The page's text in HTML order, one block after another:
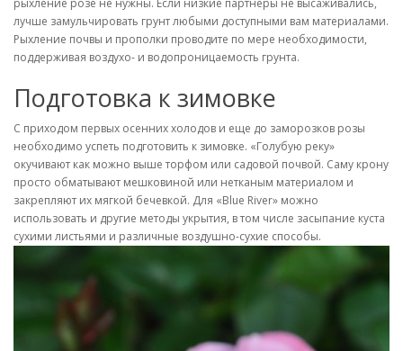
рыхление розе не нужны. Если низкие партнеры не высаживались,
лучше замульчировать грунт любыми доступными вам материалами.
Рыхление почвы и прополки проводите по мере необходимости,
поддерживая воздухо- и водопроницаемость грунта.
Подготовка к зимовке
С приходом первых осенних холодов и еще до заморозков розы
необходимо успеть подготовить к зимовке. «Голубую реку»
окучивают как можно выше торфом или садовой почвой. Саму крону
просто обматывают мешковиной или нетканым материалом и
закрепляют их мягкой бечевкой. Для «Blue River» можно
использовать и другие методы укрытия, в том числе засыпание куста
сухими листьями и различные воздушно-сухие способы.